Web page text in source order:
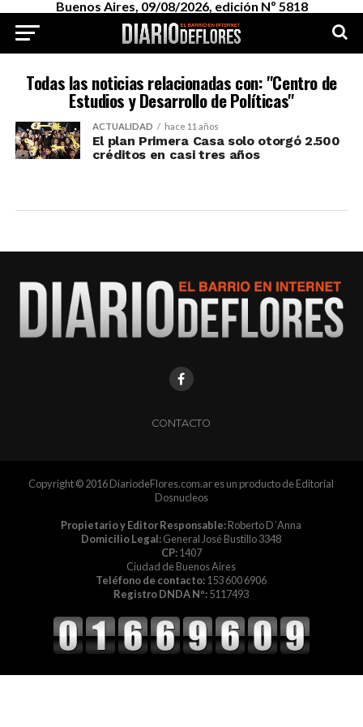
Buenos Aires, 09/08/2026, edición Nº 5818
Todas las noticias relacionadas con: "Centro de
Estudios y Desarrollo de Políticas"
ACTUALIDAD hace 11 años
El plan Primera Casa solo otorgó 2.500
créditos en casi tres años
CONTACTO
Copyright © 2016 DiariodeFlores.com.ar es un producto de Editorial
Dosnucleos
Propietario y Editor Responsable:Roberto D´Anna
Domicilio Legal:General José Bustillo 3348
CP:1407
Ciudad de Buenos Aires
Teléfono de contacto:153 600 6906
Registro DNDA Nº:5117493